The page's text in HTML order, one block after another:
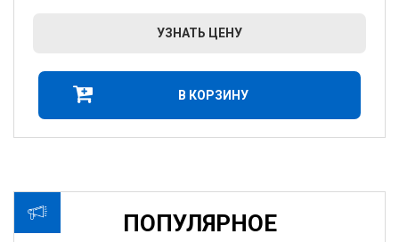
УЗНАТЬ ЦЕНУ
В КОРЗИНУ
ПОПУЛЯРНОЕ